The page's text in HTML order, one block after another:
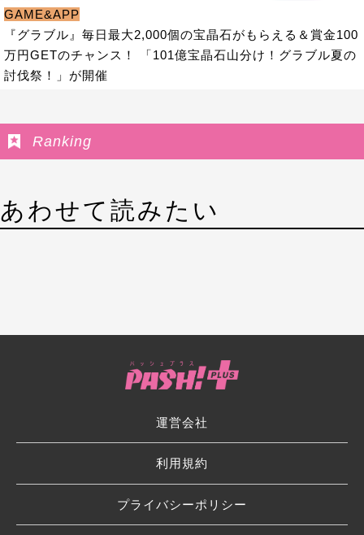
GAME&APP
『グラブル』毎日最大2,000個の宝晶石がもらえる＆賞金100
万円GETのチャンス！ 「101億宝晶石山分け！グラブル夏の
討伐祭！」が開催
Ranking
あわせて読みたい
運営会社
利用規約
プライバシーポリシー